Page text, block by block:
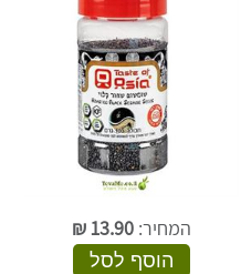
המחיר:13.90
₪
הוסף לסל